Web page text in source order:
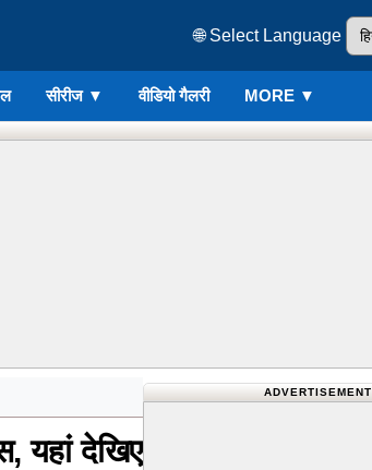
🌐 Select Language
सीरीज ▼ वीडियो गैलरी MORE ▼
यहां देखिए
ADVERTISEMENT